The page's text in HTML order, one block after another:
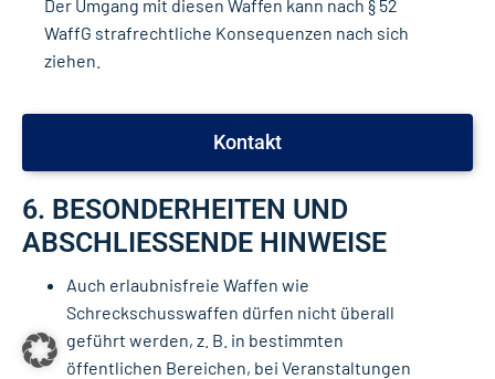
Der Umgang mit diesen Waffen kann nach § 52
WaffG strafrechtliche Konsequenzen nach sich
ziehen.
Kontakt
6. BESONDERHEITEN UND
ABSCHLIESSENDE HINWEISE
Auch erlaubnisfreie Waffen wie
Schreckschusswaffen dürfen nicht überall
geführt werden, z. B. in bestimmten
öffentlichen Bereichen, bei Veranstaltungen